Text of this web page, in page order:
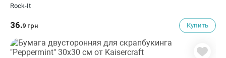
Rock-It
36.9 грн Купить